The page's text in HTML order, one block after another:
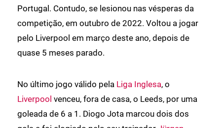
Portugal. Contudo, se lesionou nas vésperas da
competição, em outubro de 2022. Voltou a jogar
pelo Liverpool em março deste ano, depois de
quase 5 meses parado.
No último jogo válido pela Liga Inglesa, o
Liverpool venceu, fora de casa, o Leeds, por uma
goleada de 6 a 1. Diogo Jota marcou dois dos